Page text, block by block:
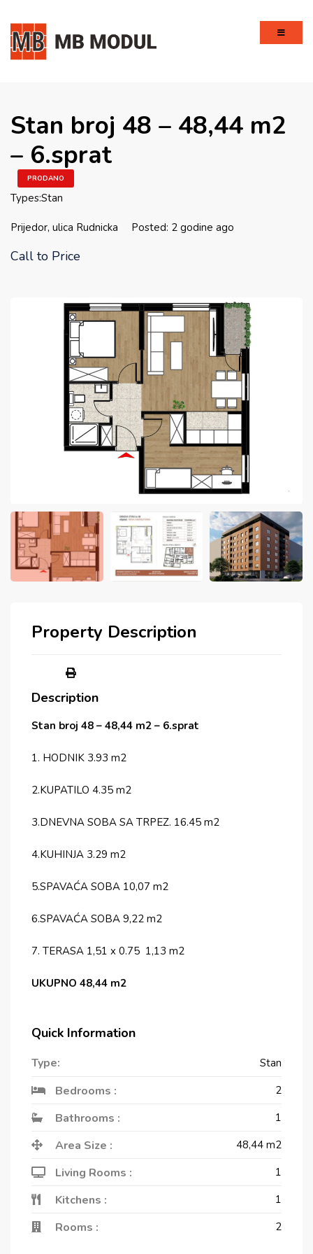
Stan broj 48 – 48,44 m2
– 6.sprat
PRODANO
Types:Stan
Prijedor, ulica Rudnicka Posted: 2 godine ago
Call to Price
Property Description
Description
Stan broj 48 – 48,44 m2 – 6.sprat
1. HODNIK 3.93 m2
2.KUPATILO 4.35 m2
3.DNEVNA SOBA SA TRPEZ. 16.45 m2
4.KUHINJA 3.29 m2
5.SPAVAĆA SOBA 10,07 m2
6.SPAVAĆA SOBA 9,22 m2
7. TERASA 1,51 x 0.75 1,13 m2
UKUPNO 48,44 m2
Quick Information
Type: Stan
Bedrooms : 2
Bathrooms : 1
Area Size : 48,44 m2
Living Rooms : 1
Kitchens : 1
Rooms : 2